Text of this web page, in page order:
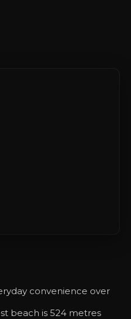
convenience over
beach is 524 metres